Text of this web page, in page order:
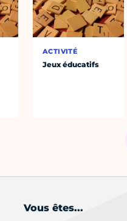
ACTIVITÉ
Jeux éducatifs
Vous êtes...